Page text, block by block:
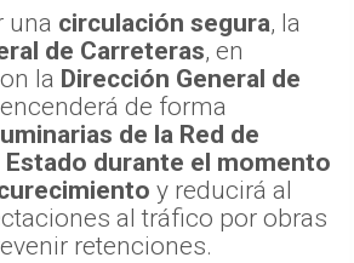
una circulación segura, la
de Carreteras, en
la Dirección General de
de forma
de la Red de
durante el momento
y reducirá al
al tráfico por obras
retenciones.